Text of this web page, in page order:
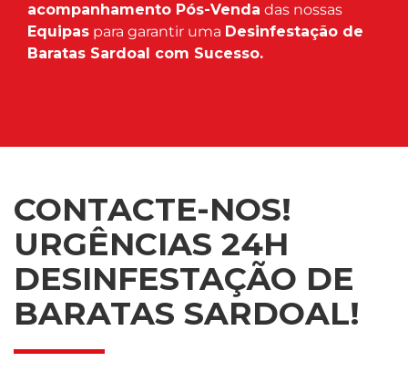
acompanhamento Pós-Venda das nossas
Equipas para garantir uma Desinfestação de
Baratas Sardoal com Sucesso.
CONTACTE-NOS!
URGÊNCIAS 24H
DESINFESTAÇÃO DE
BARATAS SARDOAL!